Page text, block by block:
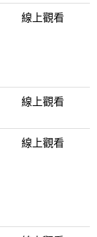
線上觀看
線上觀看
線上觀看